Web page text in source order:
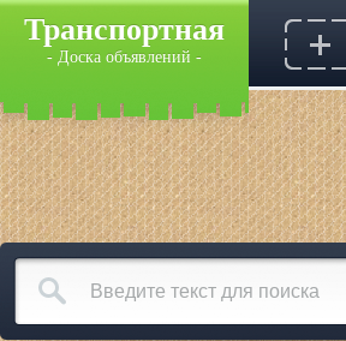
Транспортная
- Доска объявлений -